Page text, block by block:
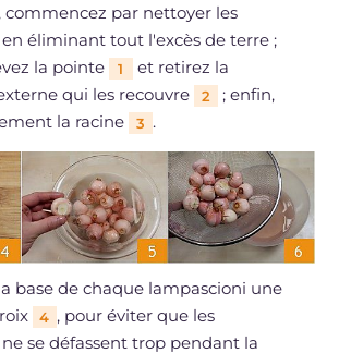
commencez par nettoyer les
éliminant tout l'excès de terre ;
la pointe
1
et retirez la
qui les recouvre
2
; enfin,
la racine
3 .
base de chaque lampascioni une
4 , pour éviter que les
se défassent trop pendant la